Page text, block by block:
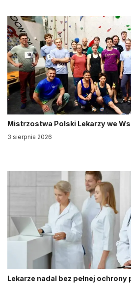
Mistrzostwa Polski Lekarzy we
3 sierpnia 2026
Lekarze nadal bez pełnej ochrony